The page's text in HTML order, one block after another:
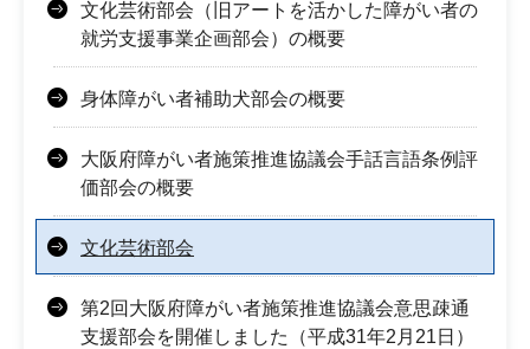
文化芸術部会（旧アートを活かした障がい者の
就労支援事業企画部会）の概要
身体障がい者補助犬部会の概要
大阪府障がい者施策推進協議会手話言語条例評
価部会の概要
文化芸術部会
第2回大阪府障がい者施策推進協議会意思疎通
支援部会を開催しました（平成31年2月21日）